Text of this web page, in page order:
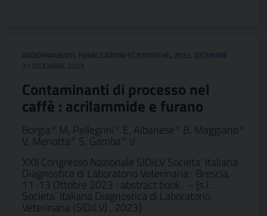
AGGIORNAMENTI, PUBBLICAZIONI SCIENTIFICHE, 2023, DICEMBRE
31 DICEMBRE 2023
Contaminanti di processo nel
caffè : acrilammide e furano
Borgia° M, Pellegrini° E, Albanese° B, Maggiano°
V, Menotta° S, Gamba° V
XXII Congresso Nazionale SIDiLV Societa’ Italiana
Diagnostica di Laboratorio Veterinaria : Brescia,
11-13 Ottobre 2023 : abstract book . – [s.l. :
Societa’ Italiana Diagnostica di Laboratorio
Veterinaria (SIDiLV) , 2023]